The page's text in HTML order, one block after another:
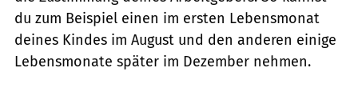
du zum Beispiel einen im ersten Lebensmonat
deines Kindes im August und den anderen einige
Lebensmonate später im Dezember nehmen.